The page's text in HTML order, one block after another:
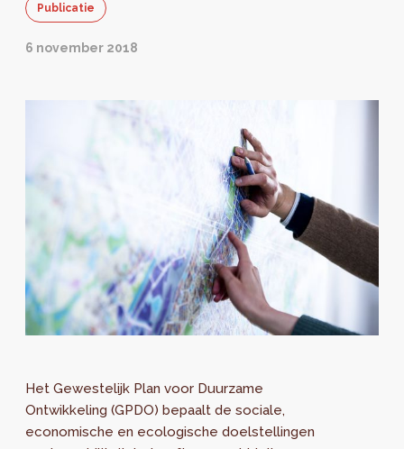
Publicatie
6 november 2018
Het Gewestelijk Plan voor Duurzame
Ontwikkeling (GPDO) bepaalt de sociale,
economische en ecologische doelstellingen